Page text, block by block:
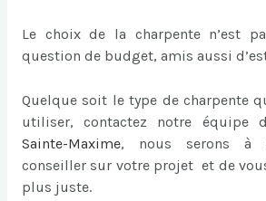
Le choix de la charpente n’est
question de budget, amis aussi
Quelque soit le type de charpente
utiliser, contactez notre équipe
Sainte-Maxime, nous serons à
conseiller sur votre projet et de
plus juste.